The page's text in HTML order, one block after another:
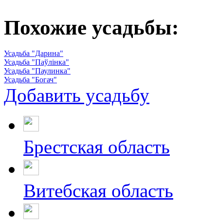
Похожие усадьбы:
Усадьба "Дарина"
Усадьба "Паўлінка"
Усадьба "Паулинка"
Усадьба "Богач"
Добавить усадьбу
Брестская область
Витебская область